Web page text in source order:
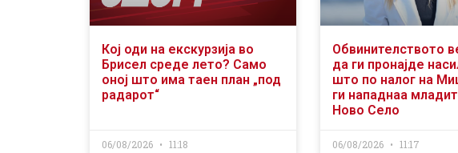
Кој оди на екскурзија во
Брисел среде лето? Само
оној што има таен план „под
радарот“
06/08/2026 11:18
Обвинителството
да ги пронајде
што по налог на
ги нападнаа
Ново Село
06/08/2026 11:17